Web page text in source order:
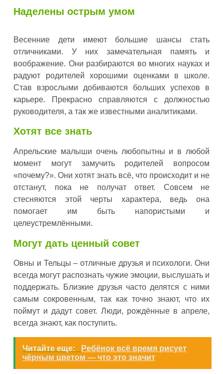
Наделены острым умом
Весенние дети имеют большие шансы стать
отличниками. У них замечательная память и
воображение. Они разбираются во многих науках и
радуют родителей хорошими оценками в школе.
Став взрослыми добиваются больших успехов в
карьере. Прекрасно справляются с должностью
руководителя, а так же известными аналитиками.
Хотят все знать
Апрельские малыши очень любопытны и в любой
момент могут замучить родителей вопросом
«почему?». Они хотят знать всё, что происходит и не
отстанут, пока не получат ответ. Совсем не
стесняются этой черты характера, ведь она
помогает им быть напористыми и
целеустремлёнными.
Могут дать ценный совет
Овны и Тельцы – отличные друзья и психологи. Они
всегда могут распознать чужие эмоции, выслушать и
поддержать. Близкие друзья часто делятся с ними
самым сокровенным, так как точно знают, что их
поймут и дадут совет. Люди, рождённые в апреле,
всегда знают, как поступить.
Читайте еще:
Ребёнок всё время рисует
чёрным цветом — что это значит